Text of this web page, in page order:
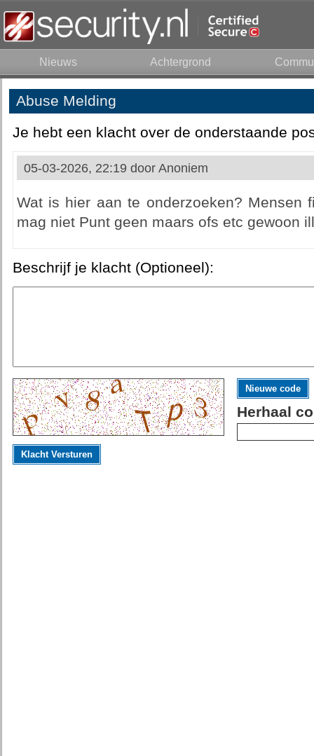
Nieuws Achtergrond
Abuse Melding
Je hebt een klacht over de onderstaande
05-03-2026, 22:19 door Anoniem
Wat is hier aan te onderzoeken? Mensen
mag niet Punt geen maars ofs etc gewoon
Beschrijf je klacht (Optioneel):
Nieuwe code
Herhaal
Klacht Versturen